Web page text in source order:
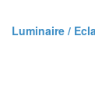
Luminaire /